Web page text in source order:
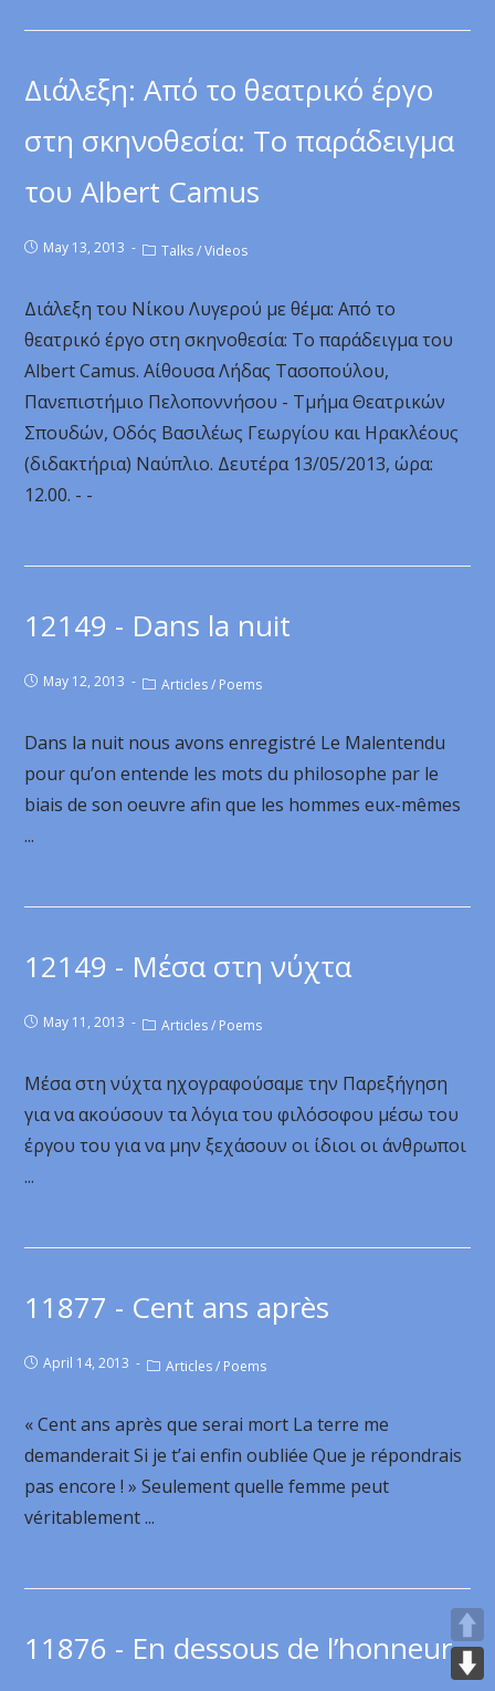
Διάλεξη: Από το θεατρικό έργο
στη σκηνοθεσία: Το παράδειγμα
του Albert Camus
May 13, 2013 Talks / Videos
Διάλεξη του Νίκου Λυγερού με θέμα: Από το
θεατρικό έργο στη σκηνοθεσία: Το παράδειγμα του
Albert Camus. Αίθουσα Λήδας Τασοπούλου,
Πανεπιστήμιο Πελοποννήσου - Τμήμα Θεατρικών
Σπουδών, Οδός Βασιλέως Γεωργίου και Ηρακλέους
(διδακτήρια) Ναύπλιο. Δευτέρα 13/05/2013, ώρα:
12.00. - -
12149 - Dans la nuit
May 12, 2013 Articles / Poems
Dans la nuit nous avons enregistré Le Malentendu
pour qu’on entende les mots du philosophe par le
biais de son oeuvre afin que les hommes eux-mêmes
...
12149 - Μέσα στη νύχτα
May 11, 2013 Articles / Poems
Μέσα στη νύχτα ηχογραφούσαμε την Παρεξήγηση
για να ακούσουν τα λόγια του φιλόσοφου μέσω του
έργου του για να μην ξεχάσουν οι ίδιοι οι άνθρωποι
...
11877 - Cent ans après
April 14, 2013 Articles / Poems
« Cent ans après que serai mort La terre me
demanderait Si je t’ai enfin oubliée Que je répondrais
pas encore ! » Seulement quelle femme peut
véritablement ...
11876 - En dessous de l’honneur